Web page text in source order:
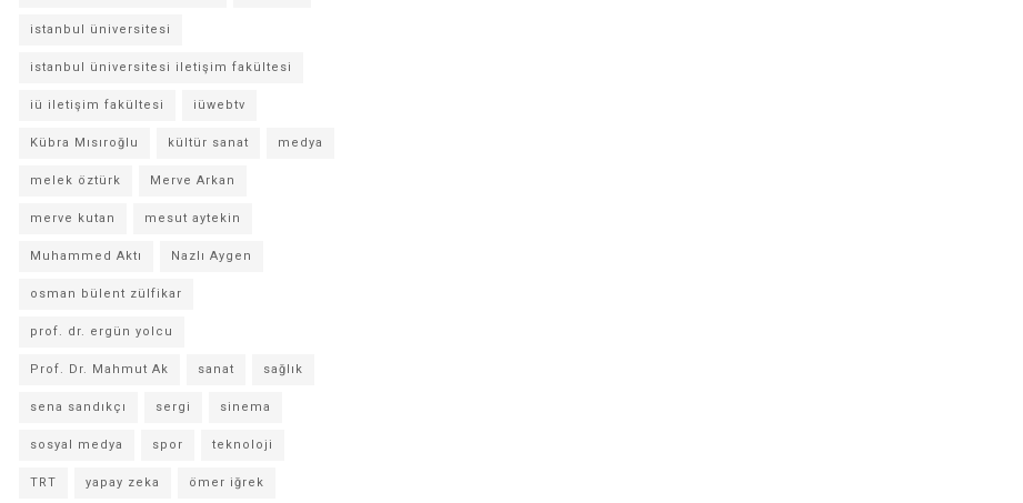
istanbul üniversitesi
istanbul üniversitesi iletişim fakültesi
iü iletişim fakültesi iüwebtv
Kübra Mısıroğlu kültür sanat medya
melek öztürk Merve Arkan
merve kutan mesut aytekin
Muhammed Aktı Nazlı Aygen
osman bülent zülfikar
prof. dr. ergün yolcu
Prof. Dr. Mahmut Ak sanat sağlık
sena sandıkçı sergi sinema
sosyal medya spor teknoloji
TRT yapay zeka ömer iğrek